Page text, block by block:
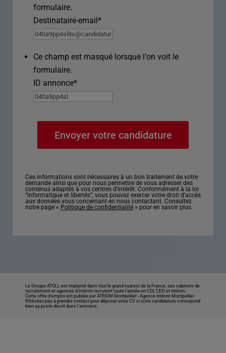
formulaire.
Destinataire-email*
Ce champ est masqué lorsque l‘on voit le
formulaire.
ID annonce*
Ces informations sont nécessaires à un bon traitement de votre
demande ainsi que pour nous permettre de vous adresser des
contenus adaptés à vos centres d’intérêt. Conformément à la loi
“informatique et libertés”, vous pouvez exercer votre droit d’accès
aux données vous concernant en nous contactant. Consultez
notre page « Politique de confidentialité » pour en savoir plus.
Le Groupe ATOLL est implanté dans tout le grand sud-est de la France, ses cabinets de
recrutement et agences d’intérim recrutent toute l’année en CDI, CDD et intérim.
Cette offre d’emploi est publiée par ATRIUM Montpellier -Agence intérim Montpellier.
N’hésitez pas à prendre contact pour déposer votre CV si votre candidature correspond
bien au poste décrit dans l'annonce.